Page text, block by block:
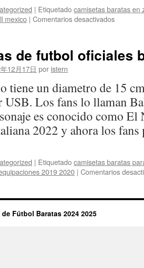
| Etiquetadocamisetas baratas en
mexico | Comentarios desactivadosen
futbol
de futbol oficiales
12月17日 por istern
tiene un diametro de 15
USB. Los fans lo llaman
es conocido como El
2022 y ahora los
| Etiquetadocamisetas baratas
2019 2020 | Comentarios
Fútbol Baratas 2024 2025